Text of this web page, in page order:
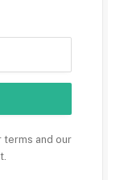
terms and our